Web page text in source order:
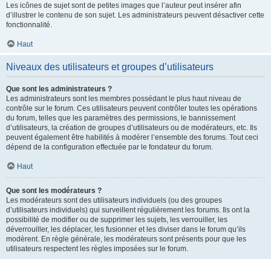
Les icônes de sujet sont de petites images que l’auteur peut insérer afin
d’illustrer le contenu de son sujet. Les administrateurs peuvent désactiver cette
fonctionnalité.
Haut
Niveaux des utilisateurs et groupes d’utilisateurs
Que sont les administrateurs ?
Les administrateurs sont les membres possédant le plus haut niveau de
contrôle sur le forum. Ces utilisateurs peuvent contrôler toutes les opérations
du forum, telles que les paramètres des permissions, le bannissement
d’utilisateurs, la création de groupes d’utilisateurs ou de modérateurs, etc. Ils
peuvent également être habilités à modérer l’ensemble des forums. Tout ceci
dépend de la configuration effectuée par le fondateur du forum.
Haut
Que sont les modérateurs ?
Les modérateurs sont des utilisateurs individuels (ou des groupes
d’utilisateurs individuels) qui surveillent régulièrement les forums. Ils ont la
possibilité de modifier ou de supprimer les sujets, les verrouiller, les
déverrouiller, les déplacer, les fusionner et les diviser dans le forum qu’ils
modèrent. En règle générale, les modérateurs sont présents pour que les
utilisateurs respectent les règles imposées sur le forum.